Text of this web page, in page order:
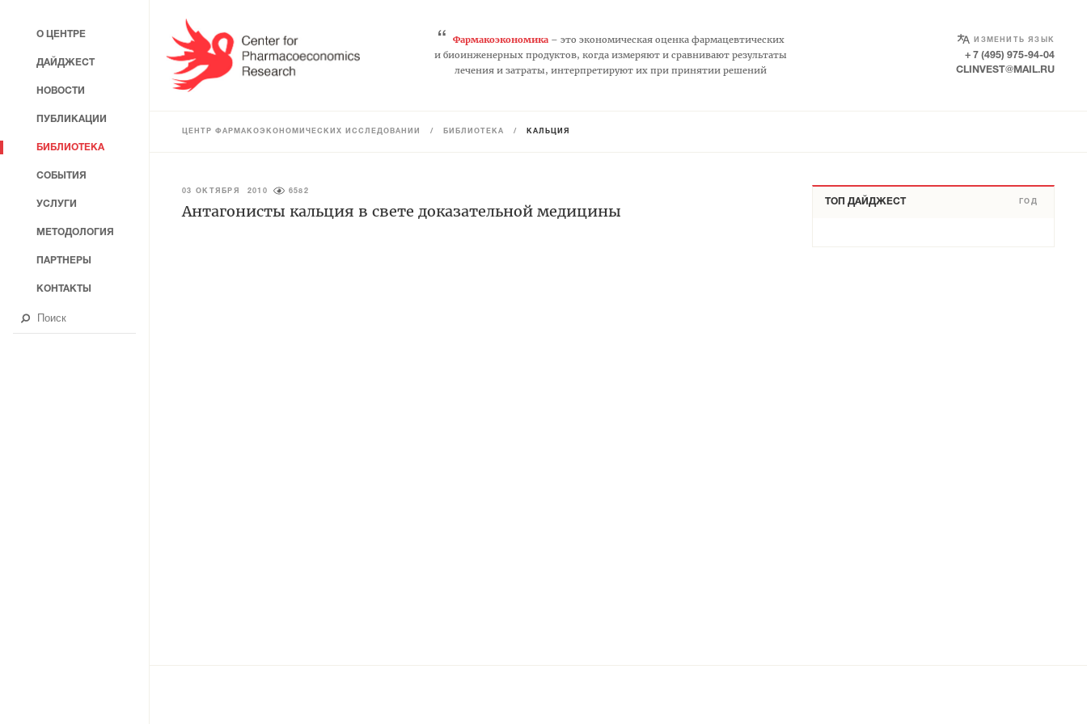
“ Фармакоэкономика– это экономическая оценка фармацевтических
и биоинженерных продуктов, когда измеряют и сравнивают результаты
лечения и затраты, интерпретируют их при принятии решений
ИЗМЕНИТЬ ЯЗЫК
SELECT LANGUAGE
+ 7 (495) 975-94-04
CLINVEST@MAIL.RU
ЦЕНТР ФАРМАКОЭКОНОМИЧЕСКИХ ИССЛЕДОВАНИЙ / БИБЛИОТЕКА / КАЛЬЦИЯ
03 ОКТЯБРЯ 2010 6582
Антагонисты кальция в свете доказательной медицины ТОП ДАЙДЖЕСТ ГОД
О ЦЕНТРЕ
ДАЙДЖЕСТ
НОВОСТИ
ПУБЛИКАЦИИ
БИБЛИОТЕКА
СОБЫТИЯ
УСЛУГИ
МЕТОДОЛОГИЯ
ПАРТНЕРЫ
КОНТАКТЫ